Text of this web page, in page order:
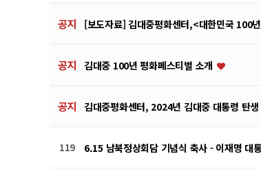
공지 [보도자료] 김대중평화센터,<대한민국 100
공지 김대중 100년 평화페스티벌 소개
공지 김대중평화센터, 2024년 김대중 대통령 탄
119 6.15 남북정상회담 기념식 축사 - 이재명 대